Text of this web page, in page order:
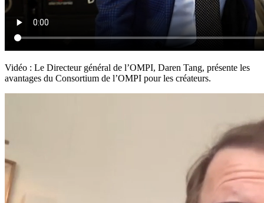
Vidéo : Le Directeur général de l’OMPI, Daren Tang, présente les
avantages du Consortium de l’OMPI pour les créateurs.